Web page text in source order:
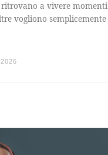
a vivere momenti
vogliono semplicemente